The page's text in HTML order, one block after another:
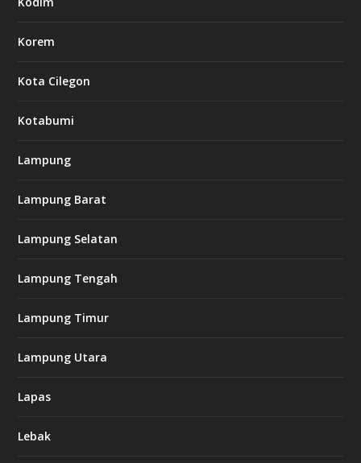
Korem
Kota Cilegon
Kotabumi
Lampung
Lampung Barat
Lampung Selatan
Lampung Tengah
Lampung Timur
Lampung Utara
Lapas
Lebak